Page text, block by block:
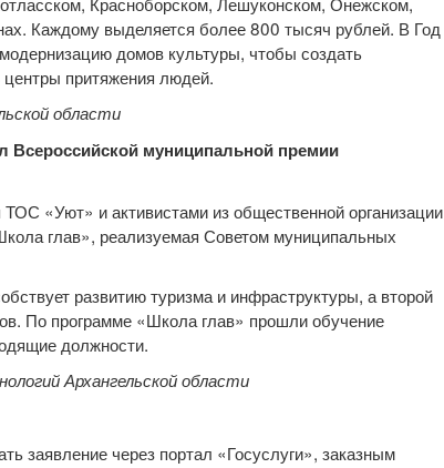
Каждому выделяется более 800 тысяч рублей. В Год
домов культуры, чтобы создать
притяжения людей.
области
Всероссийской муниципальной премии
«Уют» и активистами из общественной организации
глав», реализуемая Советом муниципальных
развитию туризма и инфраструктуры, а второй
По программе «Школа глав» прошли обучение
должности.
Архангельской области
заявление через портал «Госуслуги», заказным